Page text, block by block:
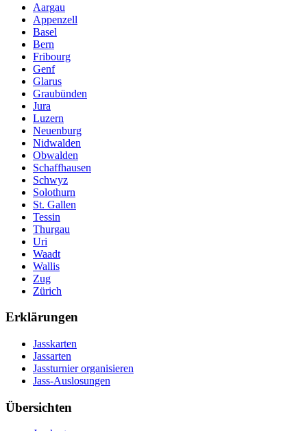
Aargau
Appenzell
Basel
Bern
Fribourg
Genf
Glarus
Graubünden
Jura
Luzern
Neuenburg
Nidwalden
Obwalden
Schaffhausen
Schwyz
Solothurn
St. Gallen
Tessin
Thurgau
Uri
Waadt
Wallis
Zug
Zürich
Erklärungen
Jasskarten
Jassarten
Jassturnier organisieren
Jass-Auslosungen
Übersichten